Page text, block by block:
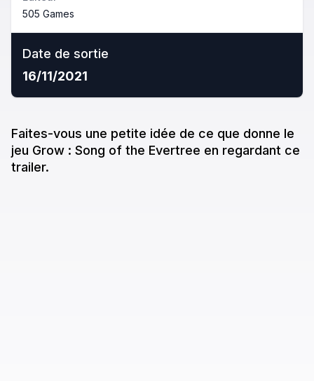
505 Games
Date de sortie
16/11/2021
Faites-vous une petite idée de ce que donne le
jeu Grow : Song of the Evertree en regardant ce
trailer.